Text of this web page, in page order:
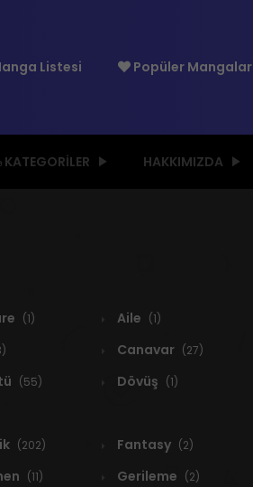
Listesi Popüler Mangalar
KATEGORILER HAKKIMIZDA
(1) Aile (1)
Canavar (27)
(55) Dövüş (1)
(202) Fantasy (2)
(11) Gerileme (2)